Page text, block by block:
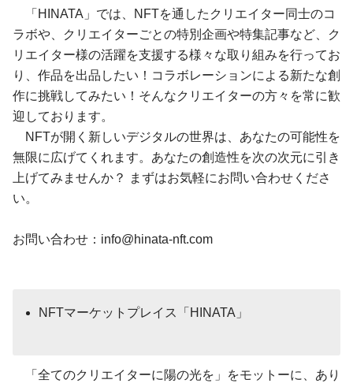
「HINATA」では、NFTを通したクリエイター同士のコ
ラボや、クリエイターごとの特別企画や特集記事など、ク
リエイター様の活躍を支援する様々な取り組みを行ってお
り、作品を出品したい！コラボレーションによる新たな創
作に挑戦してみたい！そんなクリエイターの方々を常に歓
迎しております。
NFTが開く新しいデジタルの世界は、あなたの可能性を
無限に広げてくれます。あなたの創造性を次の次元に引き
上げてみませんか？ まずはお気軽にお問い合わせくださ
い。
お問い合わせ： info@hinata-nft.com
​NFTマーケットプレイス「HINATA」
「全てのクリエイターに陽の光を」をモットーに、あり